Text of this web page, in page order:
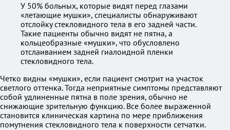
У 50% больных, которые видят перед глазами
«летающие мушки», специалисты обнаруживают
отслойку стекловидного тела в его задней части.
Такие пациенты обычно видят не пятна, а
кольцеобразные «мушки», что обусловлено
отслаиванием задней гиалоидной пленки
стекловидного тела.
Четко видны «мушки», если пациент смотрит на участок
светлого оттенка. Тогда неприятные симптомы представляют
собой удлиненные пятна в поле зрения, обычно не
снижающие зрительную функцию. Все более выраженной
становится клиническая картина по мере приближения
помутнения стекловидного тела к поверхности сетчатки.